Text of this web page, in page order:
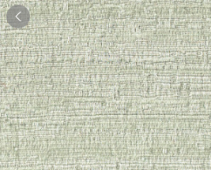
